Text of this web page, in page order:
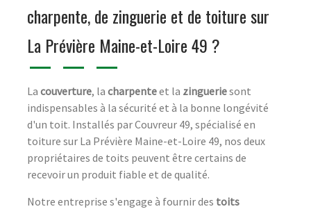
charpente, de zinguerie et de toiture sur
La Prévière Maine-et-Loire 49 ?
La couverture, la charpenteet la zingueriesont
indispensables à la sécurité et à la bonne longévité
d'un toit. Installés par Couvreur 49, spécialisé en
toiture sur La Prévière Maine-et-Loire 49, nos deux
propriétaires de toits peuvent être certains de
recevoir un produit fiable et de qualité.
Notre entreprise s'engage à fournir des toits